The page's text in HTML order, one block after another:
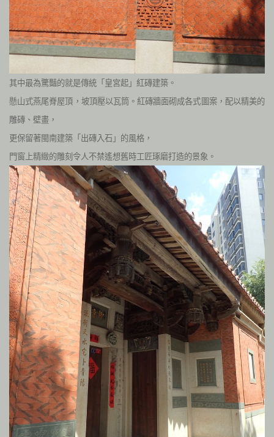
其中最為驚豔的就是傳統「皇宮起」紅磚建築。
懸山式燕尾脊屋頂，坡頂壓以瓦筒。紅磚牆面砌成各式圖案，配以精美的
雕磚、壁畫，
更保留著閩南建築「出磚入石」的風格，
門窗上精緻的雕刻令人不禁遙想舊時工匠琢磨打造的景象。